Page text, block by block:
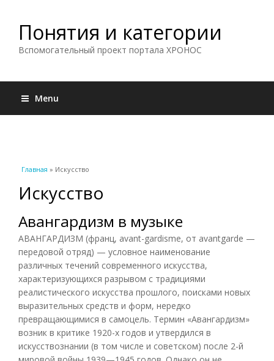
Понятия и категории
Вспомогательный проект портала ХРОНОС
Menu
Вы здесь
Главная » Искусство
Искусство
Авангардизм в музыке
АВАНГАРДИЗМ (франц, avant-gardisme, от avantgarde —
передовой отряд) — условное наименование
различных течений современного искусства,
характеризующихся разрывом с традициями
реалистического искусства прошлого, поисками новых
выразительных средств и форм, нередко
превращающимися в самоцель. Термин «Авангардизм»
возник в критике 1920-х годов и утвердился в
искусствознании (в том числе и советском) после 2-й